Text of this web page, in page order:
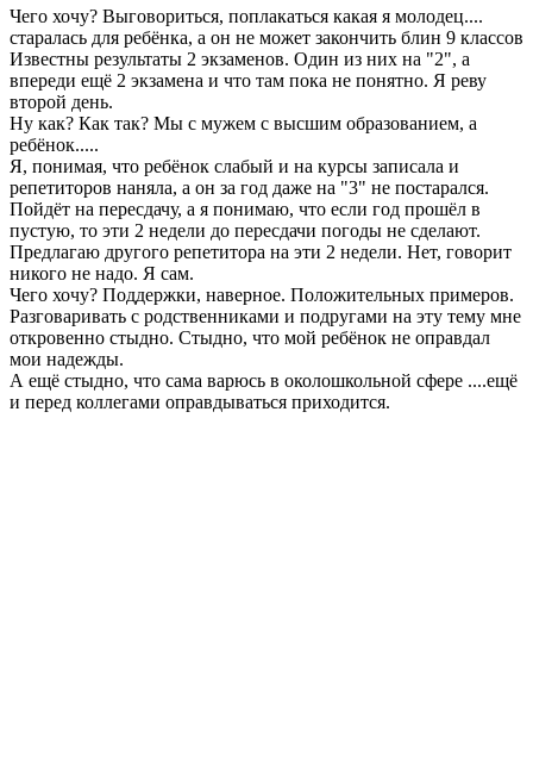
Чего хочу? Выговориться, поплакаться какая я молодец....
старалась для ребёнка, а он не может закончить блин 9 классов
Известны результаты 2 экзаменов. Один из них на "2", а
впереди ещё 2 экзамена и что там пока не понятно. Я реву
второй день.
Ну как? Как так? Мы с мужем с высшим образованием, а
ребёнок.....
Я, понимая, что ребёнок слабый и на курсы записала и
репетиторов наняла, а он за год даже на "3" не постарался.
Пойдёт на пересдачу, а я понимаю, что если год прошёл в
пустую, то эти 2 недели до пересдачи погоды не сделают.
Предлагаю другого репетитора на эти 2 недели. Нет, говорит
никого не надо. Я сам.
Чего хочу? Поддержки, наверное. Положительных примеров.
Разговаривать с родственниками и подругами на эту тему мне
откровенно стыдно. Стыдно, что мой ребёнок не оправдал
мои надежды.
А ещё стыдно, что сама варюсь в околошкольной сфере ....ещё
и перед коллегами оправдываться приходится.